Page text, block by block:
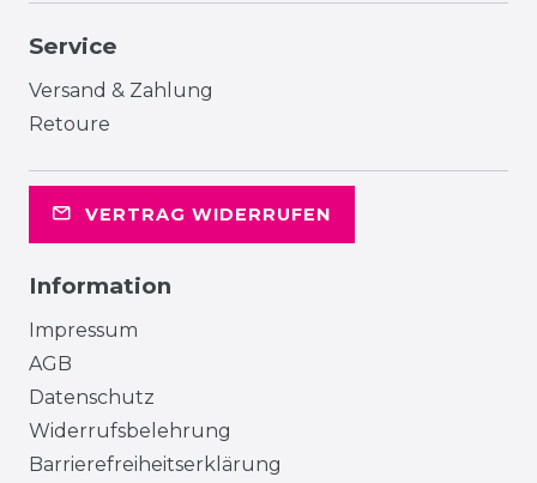
Service
Versand & Zahlung
Retoure
VERTRAG WIDERRUFEN
Information
Impressum
AGB
Datenschutz
Widerrufsbelehrung
Barrierefreiheitserklärung